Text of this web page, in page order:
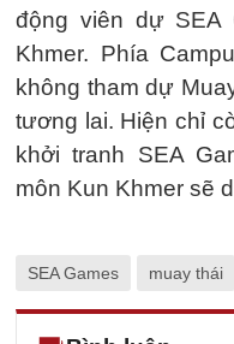
động viên dự SEA
Khmer. Phía
không tham dự
tương lai. Hiện chỉ
khởi tranh SEA
môn Kun Khmer sẽ
SEA Games muay thái